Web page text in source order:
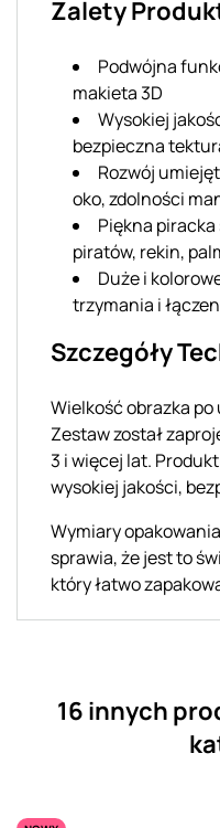
Zalety
Podwójna
makieta 3D
Wysokiej
bezpieczna
Rozwój
oko, zdolności
Piękna
piratów, rekin,
Duże i
trzymania i
Szczegóły
Wielkość obrazka po
Zestaw został
3 i więcej lat.
wysokiej jakości,
Wymiary
sprawia, że jest to
który łatwo
16 innych